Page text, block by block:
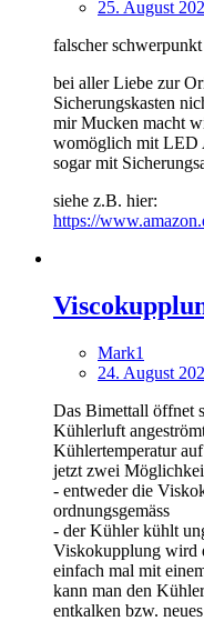
25. August
falscher schwerpunkt
bei aller Liebe zur
Sicherungskasten
mir Mucken macht
womöglich mit LED
sogar mit
siehe z.B. hier:
https://
Mark1
24. August
Das Bimettall öffnet
Kühlerluft
Kühlertemperatur
jetzt zwei
- entweder die
ordnungsgemäss
- der Kühler kühlt
Viskokupplung wird
einfach mal mit
kann man den
entkalken bzw.